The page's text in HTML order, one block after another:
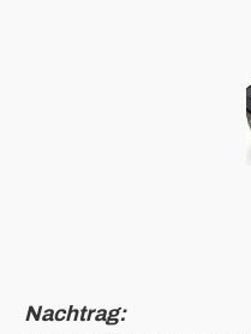
Nachtrag: